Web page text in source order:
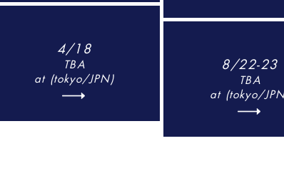
4/18
TBA
at (tokyo/JPN)
8/22-23
TBA
at (tokyo/